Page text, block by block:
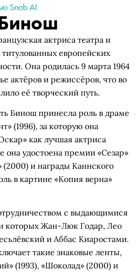
Snob AI
актриса театра и
европейских
Она родилась 9 марта 1964
актёров и режиссёров, что во
её творческий путь.
Бинош принесла роль в драме
(1996), за которую она
как лучшая актриса
она удостоена премии «Сезар»
и награды Каннского
в картине «Копия верна»
с выдающимися
которых Жан-Люк Годар, Лео
и Аббас Киаростами.
такие знаковые ленты,
(1993), «Шоколад» (2000) и